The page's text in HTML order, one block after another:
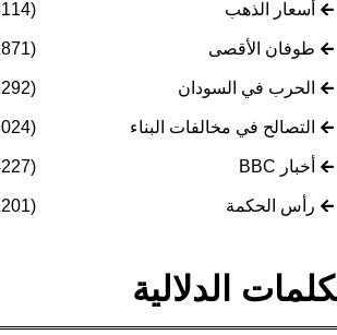
أسعار الذهب (58114)
طوفان الأقصى (42871)
الحرب في السودان (41292)
التصالح في مخالفات البناء (26024)
أخبار BBC (24227)
رأس الحكمة (21201)
الدلالية